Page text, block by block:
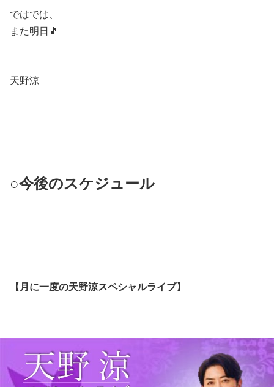
ではでは、
また明日🎵
天野涼
○今後のスケジュール
【月に一度の天野涼スペシャルライブ】